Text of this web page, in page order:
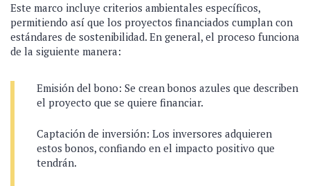
Este marco incluye criterios ambientales específicos,
permitiendo así que los proyectos financiados cumplan con
estándares de sostenibilidad. En general, el proceso funciona
de la siguiente manera:
Emisión del bono: Se crean bonos azules que describen
el proyecto que se quiere financiar.
Captación de inversión: Los inversores adquieren
estos bonos, confiando en el impacto positivo que
tendrán.